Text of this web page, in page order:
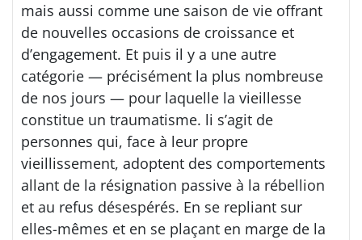
mais aussi comme une saison de vie offrant
de nouvelles occasions de croissance et
d’engagement. Et puis il y a une autre
catégorie — précisément la plus nombreuse
de nos jours — pour laquelle la vieillesse
constitue un traumatisme. li s’agit de
personnes qui, face à leur propre
vieillissement, adoptent des comportements
allant de la résignation passive à la rébellion
et au refus désespérés. En se repliant sur
elles-mêmes et en se plaçant en marge de la